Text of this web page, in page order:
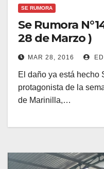
SE RUMORA
Se Rumora
28 de Marzo )
MAR 28, 2016
El daño ya está hecho
protagonista de la
de Marinilla,…